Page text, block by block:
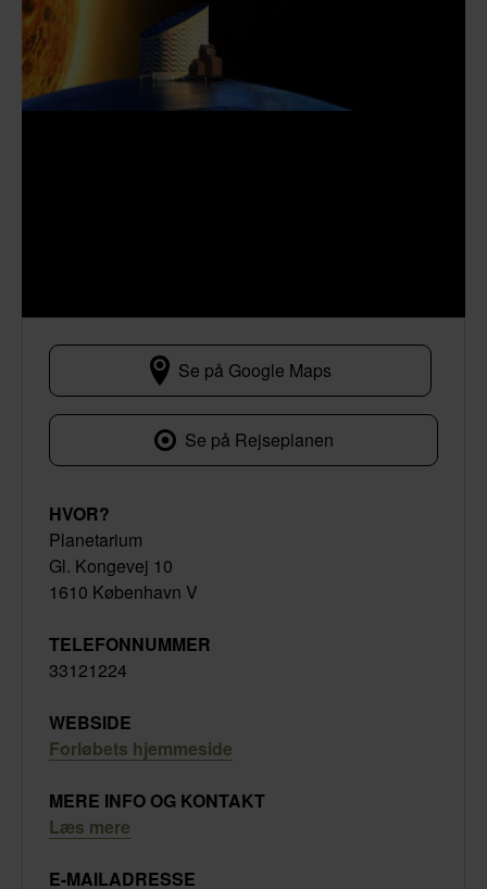
Gl. Kongevej 10
Se på Google Maps
Se på Rejseplanen
HVOR?
Planetarium
Gl. Kongevej 10
1610 København V
TELEFONNUMMER
33121224
WEBSIDE
Forløbets hjemmeside
MERE INFO OG KONTAKT
Læs mere
E-MAILADRESSE